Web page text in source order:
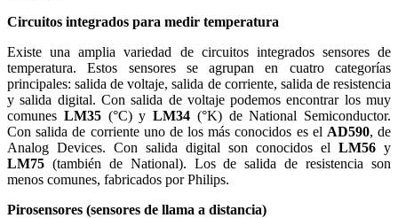
Circuitos integrados para medir temperatura
Existe una amplia variedad de circuitos integrados sensores de
temperatura. Estos sensores se agrupan en cuatro categorías
principales: salida de voltaje, salida de corriente, salida de resistencia
y salida digital. Con salida de voltaje podemos encontrar los muy
comunes LM35(°C) y LM34 (°K) de National Semiconductor.
Con salida de corriente uno de los más conocidos es el AD590, de
Analog Devices. Con salida digital son conocidos el LM56 y
LM75 (también de National). Los de salida de resistencia son
menos comunes, fabricados por Philips.
Pirosensores (sensores de llama a distancia)